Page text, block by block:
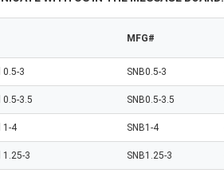
MFG#
0.5-3 SNB0.5-3
0.5-3.5 SNB0.5-3.5
1-4 SNB1-4
1.25-3 SNB1.25-3